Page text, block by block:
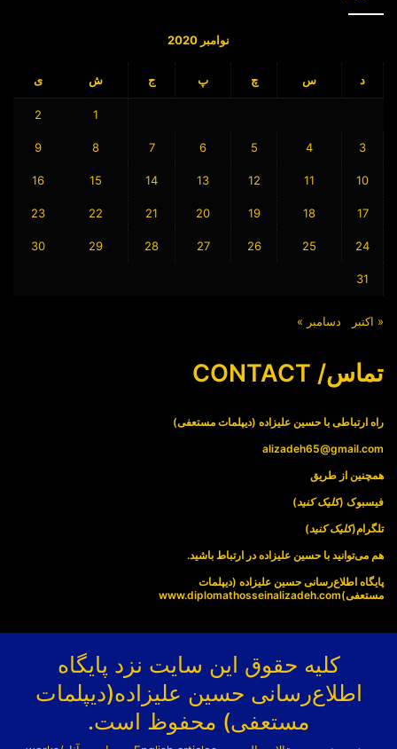
نوامبر 2020
د س چ پ ج ش ی
1
2
3
4
5
6
7
8
9
10
11
12
13
14
15
16
17
18
19
20
21
22
23
24
25
26
27
28
29
30
31
« اکتبر دسامبر »
تماس/ CONTACT
راه ارتباطی با حسین علیزاده (دیپلمات مستعفی)
alizadeh65@gmail.com
همچنین از طریق
فیسبوک (کلیک کنید)
تلگرام(کلیک کنید)
هم می‌توانید با حسین علیزاده در ارتباط باشید.
پایگاه اطلاع‌رسانی حسین علیزاده (دیپلمات
مستعفی)www.diplomathosseinalizadeh.com
کلیه حقوق این سایت نزد پایگاه
اطلاع‌رسانی حسین علیزاده(دیپلمات
مستعفی) محفوظ است.